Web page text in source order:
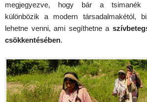
megjegyezve, hogy bár a tsimanék
különbözik a modern társadalmakétól,
lehetne venni, ami segíthetne a
csökkentésében.